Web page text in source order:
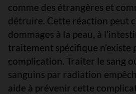
comme des étrangères et
détruire. Cette réaction peut
dommages à la peau, à
traitement spécifique n’existe
complication. Traiter le sang
sanguins par radiation
aide à prévenir cette